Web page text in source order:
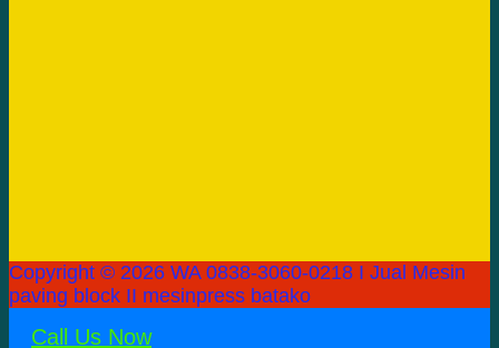
Copyright © 2026 WA 0838-3060-0218 I Jual Mesin
paving block II mesinpress batako
Call Us Now